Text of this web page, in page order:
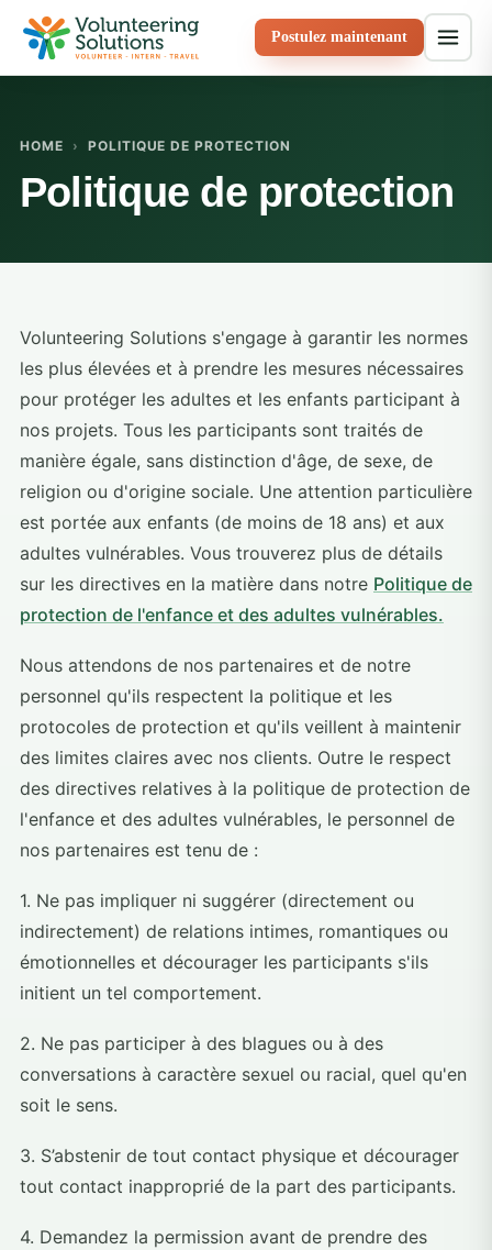
Postulez maintenant
HOME › POLITIQUE DE PROTECTION
Politique de protection
Volunteering Solutions s'engage à garantir les normes
les plus élevées et à prendre les mesures nécessaires
pour protéger les adultes et les enfants participant à
nos projets. Tous les participants sont traités de
manière égale, sans distinction d'âge, de sexe, de
religion ou d'origine sociale. Une attention particulière
est portée aux enfants (de moins de 18 ans) et aux
adultes vulnérables. Vous trouverez plus de détails
sur les directives en la matière dans notre Politique de
protection de l'enfance et des adultes vulnérables.
Nous attendons de nos partenaires et de notre
personnel qu'ils respectent la politique et les
protocoles de protection et qu'ils veillent à maintenir
des limites claires avec nos clients. Outre le respect
des directives relatives à la politique de protection de
l'enfance et des adultes vulnérables, le personnel de
nos partenaires est tenu de :
1. Ne pas impliquer ni suggérer (directement ou
indirectement) de relations intimes, romantiques ou
émotionnelles et décourager les participants s'ils
initient un tel comportement.
2. Ne pas participer à des blagues ou à des
conversations à caractère sexuel ou racial, quel qu'en
soit le sens.
3. S’abstenir de tout contact physique et décourager
tout contact inapproprié de la part des participants.
4. Demandez la permission avant de prendre des